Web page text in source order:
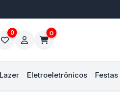
0 0
Eletroeletrônicos Festas